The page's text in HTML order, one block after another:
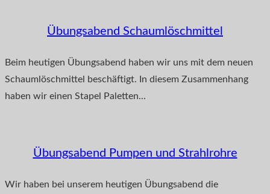
Übungsabend Schaumlöschmittel
Beim heutigen Übungsabend haben wir uns mit dem neuen
Schaumlöschmittel beschäftigt. In diesem Zusammenhang
haben wir einen Stapel Paletten...
Übungsabend Pumpen und Strahlrohre
Wir haben bei unserem heutigen Übungsabend die